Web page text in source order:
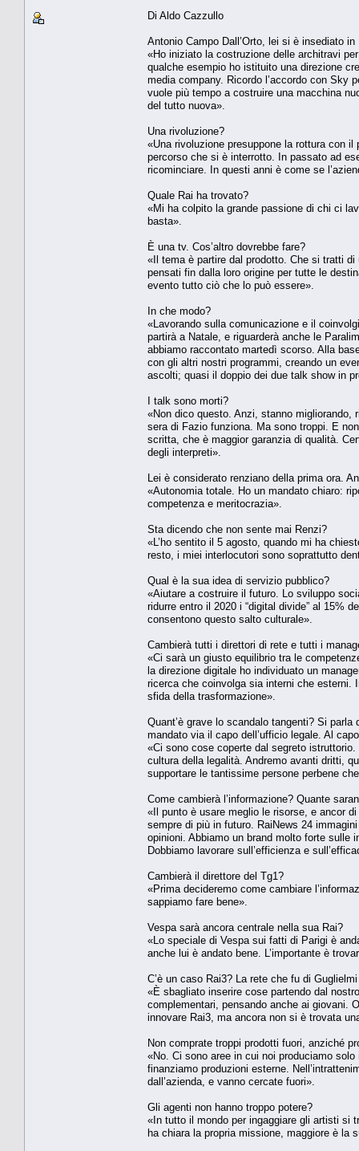
Di Aldo Cazzullo
Antonio Campo Dall’Orto, lei si è insediato
«Ho iniziato la costruzione delle architravi
qualche esempio ho istituito una direzione
media company. Ricordo l’accordo con Sky
vuole più tempo a costruire una macchina
del tutto nuova».
Una rivoluzione?
«Una rivoluzione presuppone la rottura con
percorso che si è interrotto. In passato ad
ricominciare. In questi anni è come se
Quale Rai ha trovato?
«Mi ha colpito la grande passione di chi ci
basta».
È una tv. Cos’altro dovrebbe fare?
«Il tema è partire dal prodotto. Che si tratti
pensati fin dalla loro origine per tutte le
evento tutto ciò che lo può essere».
In che modo?
«Lavorando sulla comunicazione e il
partirà a Natale, e riguarderà anche le
abbiamo raccontato martedì scorso. Alla
con gli altri nostri programmi, creando un
ascolti; quasi il doppio dei due talk show in
I talk sono morti?
«Non dico questo. Anzi, stanno
sera di Fazio funziona. Ma sono troppi. E
scritta, che è maggior garanzia di qualità.
degli interpreti».
Lei è considerato renziano della prima ora.
«Autonomia totale. Ho un mandato chiaro:
competenza e meritocrazia».
Sta dicendo che non sente mai Renzi?
«L’ho sentito il 5 agosto, quando mi ha
resto, i miei interlocutori sono soprattutto
Qual è la sua idea di servizio pubblico?
«Aiutare a costruire il futuro. Lo sviluppo
ridurre entro il 2020 i “digital divide” al 15%
consentono questo salto culturale».
Cambierà tutti i direttori di rete e tutti i
«Ci sarà un giusto equilibrio tra le
la direzione digitale ho individuato un
ricerca che coinvolga sia interni che esterni.
sfida della trasformazione».
Quant’è grave lo scandalo tangenti? Si
mandato via il capo dell’ufficio legale. Al
«Ci sono cose coperte dal segreto
cultura della legalità. Andremo avanti dritti,
supportare le tantissime persone perbene
Come cambierà l’informazione? Quante
«Il punto è usare meglio le risorse, e ancor
sempre di più in futuro. RaiNews 24
opinioni. Abbiamo un brand molto forte sulle
Dobbiamo lavorare sull’efficienza e
Cambierà il direttore del Tg1?
«Prima decideremo come cambiare
sappiamo fare bene».
Vespa sarà ancora centrale nella sua Rai?
«Lo speciale di Vespa sui fatti di Parigi è
anche lui è andato bene. L’importante è
C’è un caso Rai3? La rete che fu di
«È sbagliato inserire cose partendo dal
complementari, pensando anche ai giovani.
innovare Rai3, ma ancora non si è trovata
Non comprate troppi prodotti fuori, anziché
«No. Ci sono aree in cui noi produciamo
finanziamo produzioni esterne.
dall’azienda, e vanno cercate fuori».
Gli agenti non hanno troppo potere?
«In tutto il mondo per ingaggiare gli artisti si
ha chiara la propria missione, maggiore è la